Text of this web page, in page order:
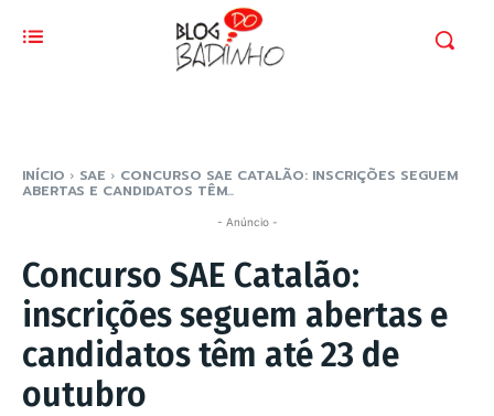
INÍCIO SAE CONCURSO SAE CATALÃO: INSCRIÇÕES SEGUEM
ABERTAS E CANDIDATOS TÊM...
- Anúncio -
Concurso SAE Catalão:
inscrições seguem abertas e
candidatos têm até 23 de
outubro